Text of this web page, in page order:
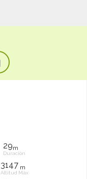
29m
Duración
3147 m
Altitud Máx